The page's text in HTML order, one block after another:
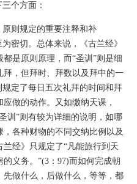
个方面：
则规定的重要注释和补
密切。总体来说，《古兰经》
是原则原理，而“圣训”则是细
，但拜时、拜数以及拜中的一
定了每日五次礼拜的时间和拜
做的动作。又如缴纳天课，
训”则有较为详细的说明，如哪
各种财物的不同交纳比例以及
经》只规定了“凡能旅行到天
义务。”(3：97)而如何完成朝
做什么，后做什么，等等，都